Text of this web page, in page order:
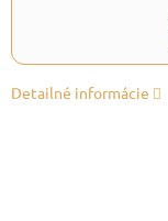
Detailné informácie